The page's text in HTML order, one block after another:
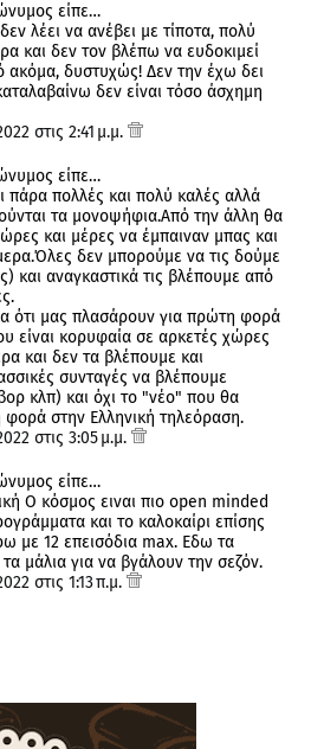
είπε…
λέει να ανέβει με τίποτα, πολύ
και δεν τον βλέπω να ευδοκιμεί
ακόμα, δυστυχώς! Δεν την έχω δει
δεν είναι τόσο άσχημη
στις 2:41 μ.μ.
είπε…
πάρα πολλές και πολύ καλές αλλά
τα μονοψήφια.Από την άλλη θα
και μέρες να έμπαιναν μπας και
δεν μπορούμε να τις δούμε
και αναγκαστικά τις βλέπουμε από
ότι μας πλασάρουν για πρώτη φορά
είναι κορυφαία σε αρκετές χώρες
και δεν τα βλέπουμε και
συνταγές να βλέπουμε
κλπ) και όχι το "νέο" που θα
φορά στην Ελληνική τηλεόραση.
στις 3:05 μ.μ.
είπε…
Ο κόσμος ειναι πιο open minded
και το καλοκαίρι επίσης
με 12 επεισόδια max. Εδω τα
μάλια για να βγάλουν την σεζόν.
στις 1:13 π.μ.